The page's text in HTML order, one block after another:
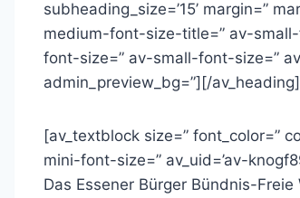
subheading_size=’15’ margin=”
medium-font-size-title=” av-
font-size=” av-small-font-size=”
admin_preview_bg=”][/av_heading]
[av_textblock size=” font_color=”
mini-font-size=” av_uid=’av-
Das Essener Bürger Bündnis-